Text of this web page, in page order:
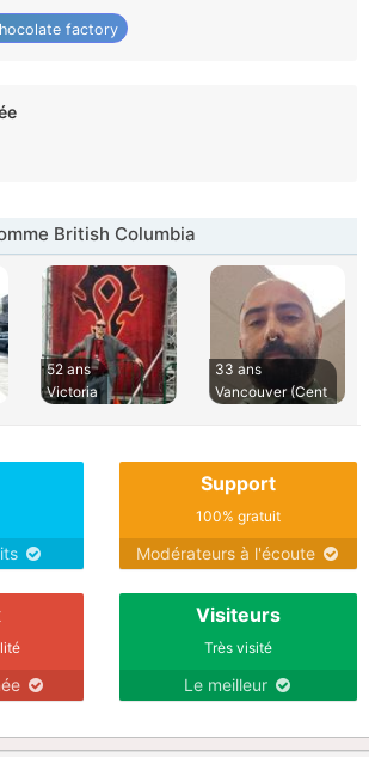
factory
British Columbia
52 ans
Victoria
33 ans
Vancouver (Cent
Support
100% gratuit
Modérateurs à l'écoute
Visiteurs
Très visité
Le meilleur